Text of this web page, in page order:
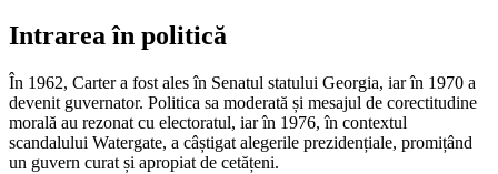
Intrarea în politică
În 1962, Carter a fost ales în Senatul statului Georgia, iar în 1970 a
devenit guvernator. Politica sa moderată și mesajul de corectitudine
morală au rezonat cu electoratul, iar în 1976, în contextul
scandalului Watergate, a câștigat alegerile prezidențiale, promițând
un guvern curat și apropiat de cetățeni.